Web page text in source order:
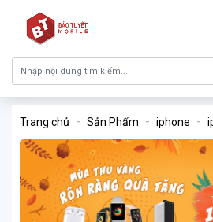
Trang chủ Sản Phẩm iphone